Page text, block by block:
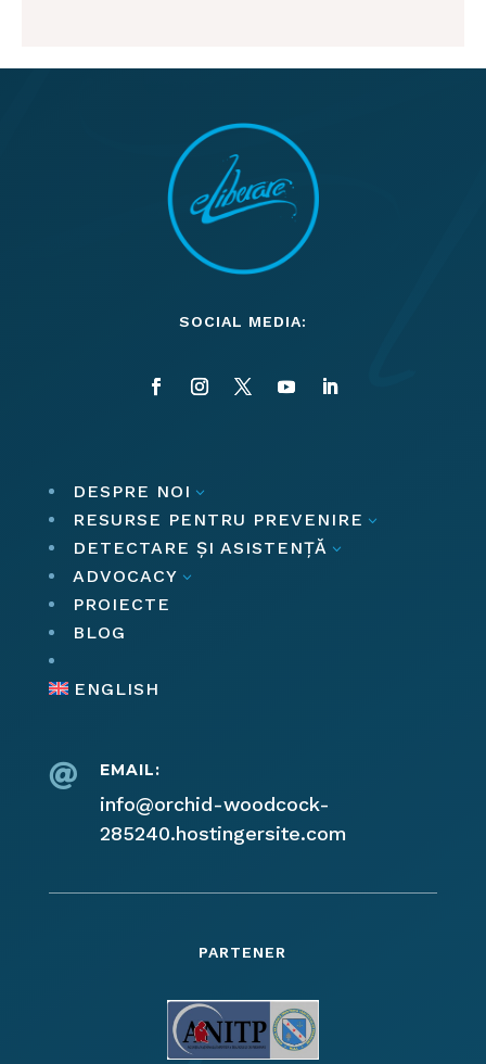
SOCIAL MEDIA:
DESPRE NOI 3
RESURSE PENTRU PREVENIRE 3
DETECTARE ȘI ASISTENȚĂ 3
ADVOCACY 3
PROIECTE
BLOG
ENGLISH
 EMAIL:
info@orchid-woodcock-
285240.hostingersite.com
PARTENER